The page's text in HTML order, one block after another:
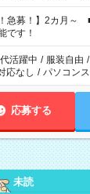
飯の準備がしたい
教えてくださいね。 ※Wワ
で希望する勤務時
40時間を超える場
！急募！】2カ月～
です！
活躍中 / 服装自由 /
応なし / パソコン
応募する
未読